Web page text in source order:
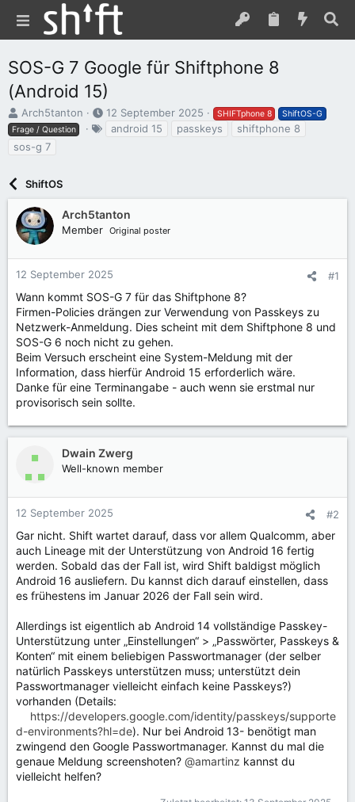
SOS-G 7 Google für Shiftphone 8
(Android 15)
E
r
s
t
l
e
r
Arch5tanton
E
l
t
a
12 September 2025 SHIFTphone 8
ShiftOS-G
Frage / Question
g
w
o
e
android 15 passkeys
shiftphone 8
sos-g 7
ShiftOS
Arch5tanton
Member Original poster
12 September 2025 #1
Wann kommt SOS-G 7 für das Shiftphone 8?
Firmen-Policies drängen zur Verwendung von Passkeys zu
Netzwerk-Anmeldung. Dies scheint mit dem Shiftphone 8 und
SOS-G 6 noch nicht zu gehen.
Beim Versuch erscheint eine System-Meldung mit der
Information, dass hierfür Android 15 erforderlich wäre.
Danke für eine Terminangabe - auch wenn sie erstmal nur
provisorisch sein sollte.
Dwain Zwerg
Well-known member
12 September 2025 #2
Gar nicht. Shift wartet darauf, dass vor allem Qualcomm, aber
auch Lineage mit der Unterstützung von Android 16 fertig
werden. Sobald das der Fall ist, wird Shift baldigst möglich
Android 16 ausliefern. Du kannst dich darauf einstellen, dass
es frühestens im Januar 2026 der Fall sein wird.
Allerdings ist eigentlich ab Android 14 vollständige Passkey-
Unterstützung unter „Einstellungen“ > „Passwörter, Passkeys &
Konten“ mit einem beliebigen Passwortmanager (der selber
natürlich Passkeys unterstützen muss; unterstützt dein
Passwortmanager vielleicht einfach keine Passkeys?)
vorhanden (Details:
https://developers.google.com/identity/passkeys/supporte
d-environments?hl=de). Nur bei Android 13- benötigt man
zwingend den Google Passwortmanager. Kannst du mal die
genaue Meldung screenshoten? @amartinz kannst du
vielleicht helfen?